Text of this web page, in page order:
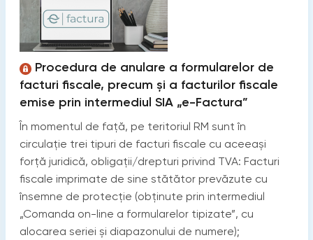
Procedura de anulare a formularelor de
facturi fiscale, precum și a facturilor fiscale
emise prin intermediul SIA „e-Factura”
În momentul de față, pe teritoriul RM sunt în
circulație trei tipuri de facturi fiscale cu aceeași
forță juridică, obligații/drepturi privind TVA: Facturi
fiscale imprimate de sine stătător prevăzute cu
însemne de protecție (obținute prin intermediul
„Comanda on-line a formularelor tipizate”, cu
alocarea seriei și diapazonului de numere);